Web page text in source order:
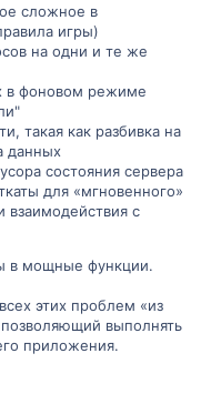
сложное в
игры)
на одни и те же
в фоновом режиме
такая как разбивка на
данных
состояния сервера
для «мгновенного»
взаимодействия с
в мощные функции.
этих проблем «из
выполнять
приложения.